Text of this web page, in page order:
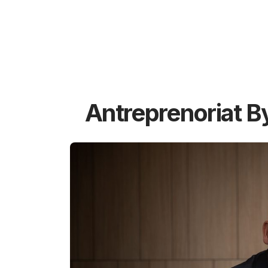
Antreprenoriat